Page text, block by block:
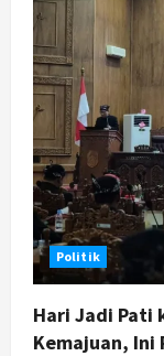
g
a
t
i
o
n Politik
Hari Jadi Pati
Kemajuan, Ini